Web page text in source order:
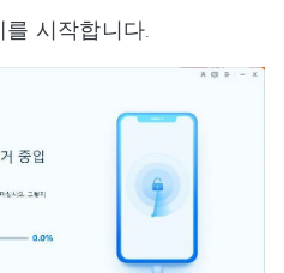
시작합니다.